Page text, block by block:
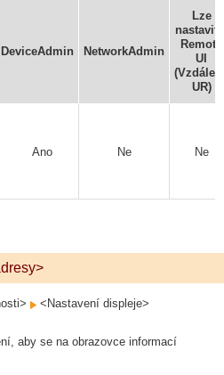
DeviceAdmin NetworkAdmin
Lze
nastavit
Remote
UI
UR)
Ano Ne Ne
<Nastavení displeje>
aby se na obrazovce informací